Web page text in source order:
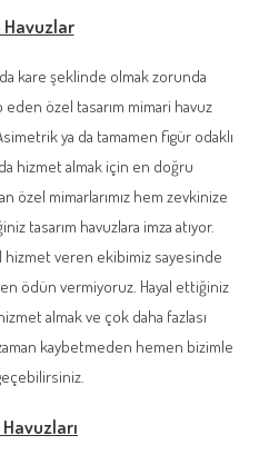
Havuzlar
kare şeklinde olmak zorunda
özel tasarım mimari havuz
ya da tamamen figür odaklı
hizmet almak için en doğru
özel mimarlarımız hem zevkinize
tasarım havuzlara imza atıyor.
veren ekibimiz sayesinde
ödün vermiyoruz. Hayal ettiğiniz
almak ve çok daha fazlası
zaman kaybetmeden hemen bizimle
Havuzları